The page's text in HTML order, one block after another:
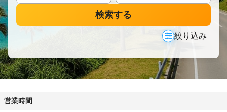
検索する
絞り込み
営業時間